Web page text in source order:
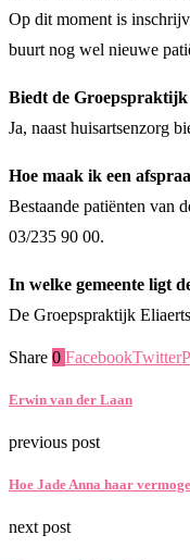
Op dit moment is
buurt nog wel nieuwe
Biedt de Groepspraktijk
Ja, naast huisartsenzorg
Hoe maak ik een
Bestaande patiënten van
03/235 90 00.
In welke gemeente ligt
De Groepspraktijk
Share 0 FacebookTwitter
Erwin van der Laan
previous post
Hoe Jade Anna haar
next post